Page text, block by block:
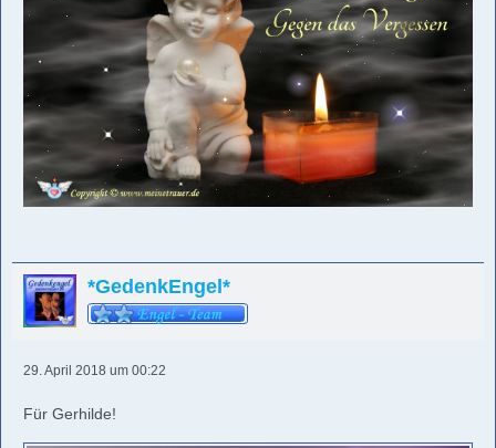
*GedenkEngel*
29. April 2018 um 00:22
Für Gerhilde!